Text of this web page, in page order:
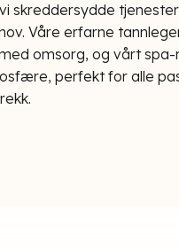
skreddersydde
Våre erfarne
omsorg, og vårt spa-
perfekt for alle